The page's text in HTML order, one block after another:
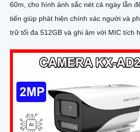
60m, cho hình ảnh sắc nét cả ngày lẫn đêm. Công nghệ
tiến giúp phát hiện chính xác người và
trữ tối đa 512GB và ghi âm với MIC tích